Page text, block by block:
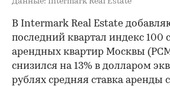
В Intermark Real Estate
последний квартал индекс 100
арендных квартир Москвы
снизился на 13% в долларом
рублях средняя ставка аренды